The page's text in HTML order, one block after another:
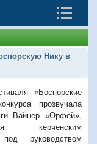
Нику в
«Боспорские
прозвучала
Вайнер «Орфей»,
керченским
руководством